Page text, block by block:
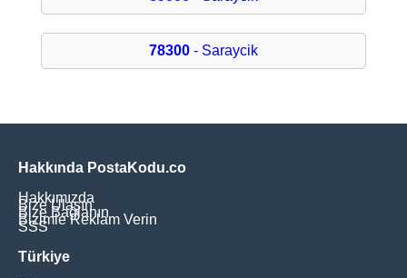
78300- Saraycik
Hakkında PostaKodu.co
Hakkımızda
Bize Ulaşın
Bize Bağlanın
Bizimle Reklam Verin
SSS
Türkiye